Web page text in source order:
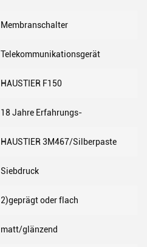
Membranschalter
Telekommunikationsgerät
HAUSTIER F150
18 Jahre Erfahrungs-
HAUSTIER 3M467/Silberpaste
Siebdruck
2)geprägt oder flach
matt/glänzend